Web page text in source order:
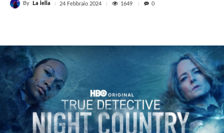
By La lella 24 Febbraio 2024 1649 0